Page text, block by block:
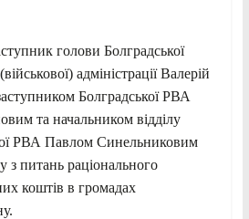
голови Болградської
адміністрації Валерій
Болградської РВА
та начальником відділу
РВА Павлом Синельниковим
з питань раціонального
коштів в громадах